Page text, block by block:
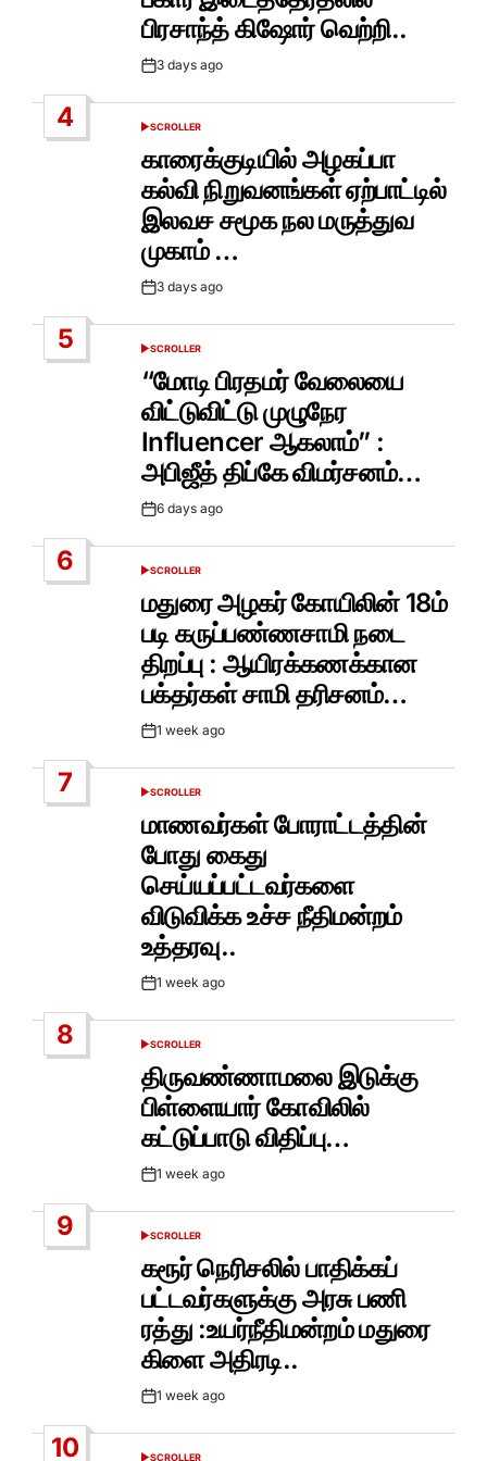
பிரசாந்த் கிஷோர் வெற்றி..
Post3 days ago
4
POSTED
SCROLLER
காரைக்குடியில் அழகப்பா
கல்வி நிறுவனங்கள் ஏற்பாட்டில்
இலவச சமூக நல மருத்துவ
முகாம் …
Post3 days ago
5
POSTED
IN
SCROLLER
“மோடி பிரதமர் வேலையை
விட்டுவிட்டு முழுநேர
Influencer ஆகலாம்” :
அபிஜீத் திப்கே விமர்சனம்…
Post6 days ago
6
POSTED
SCROLLER
மதுரை அழகர் கோயிலின் 18ம்
படி கருப்பண்ணசாமி நடை
திறப்பு : ஆயிரக்கணக்கான
பக்தர்கள் சாமி தரிசனம்…
Post1 week ago
7
POSTED
SCROLLER
மாணவர்கள் போராட்டத்தின்
போது கைது
செய்யப்பட்டவர்களை
விடுவிக்க உச்ச நீதிமன்றம்
உத்தரவு..
Post1 week ago
8
POSTED
SCROLLER
திருவண்ணாமலை இடுக்கு
பிள்ளையார் கோவிலில்
கட்டுப்பாடு விதிப்பு…
Post1 week ago
9
POSTED
SCROLLER
கரூர் நெரிசலில் பாதிக்கப்
பட்டவர்களுக்கு அரசு பணி
ரத்து :உயர்நீதிமன்றம் மதுரை
கிளை அதிரடி..
Post1 week ago
10 SCROLLER